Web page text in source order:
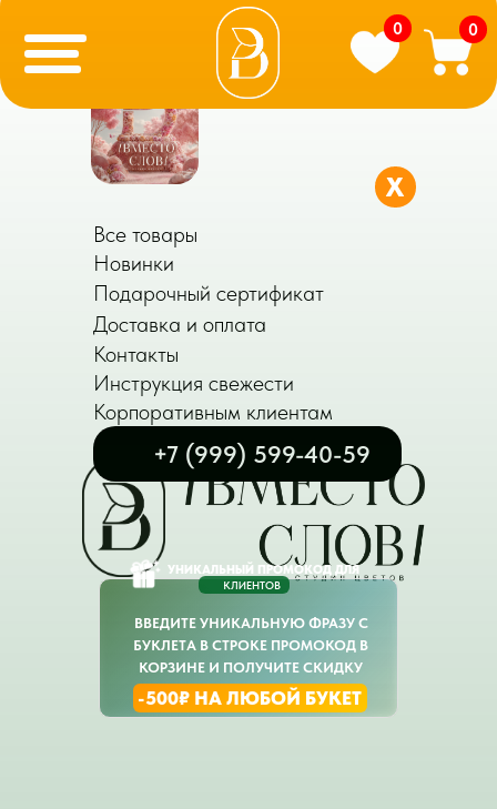
Корпоративным клиентам
Инструкция свежести
Контакты
Доставка и оплата
Подарочный сертификат
Новинки
Все товары
+7 (999) 599-40-59
УНИКАЛЬНЫЙ ПРОМОКОД ДЛЯ
ВВЕДИТЕ УНИКАЛЬНУЮ ФРАЗУ С
БУКЛЕТА В СТРОКЕ ПРОМОКОД В
КОРЗИНЕ И ПОЛУЧИТЕ СКИДКУ
-500₽ НА ЛЮБОЙ БУКЕТ
КЛИЕНТОВ
X